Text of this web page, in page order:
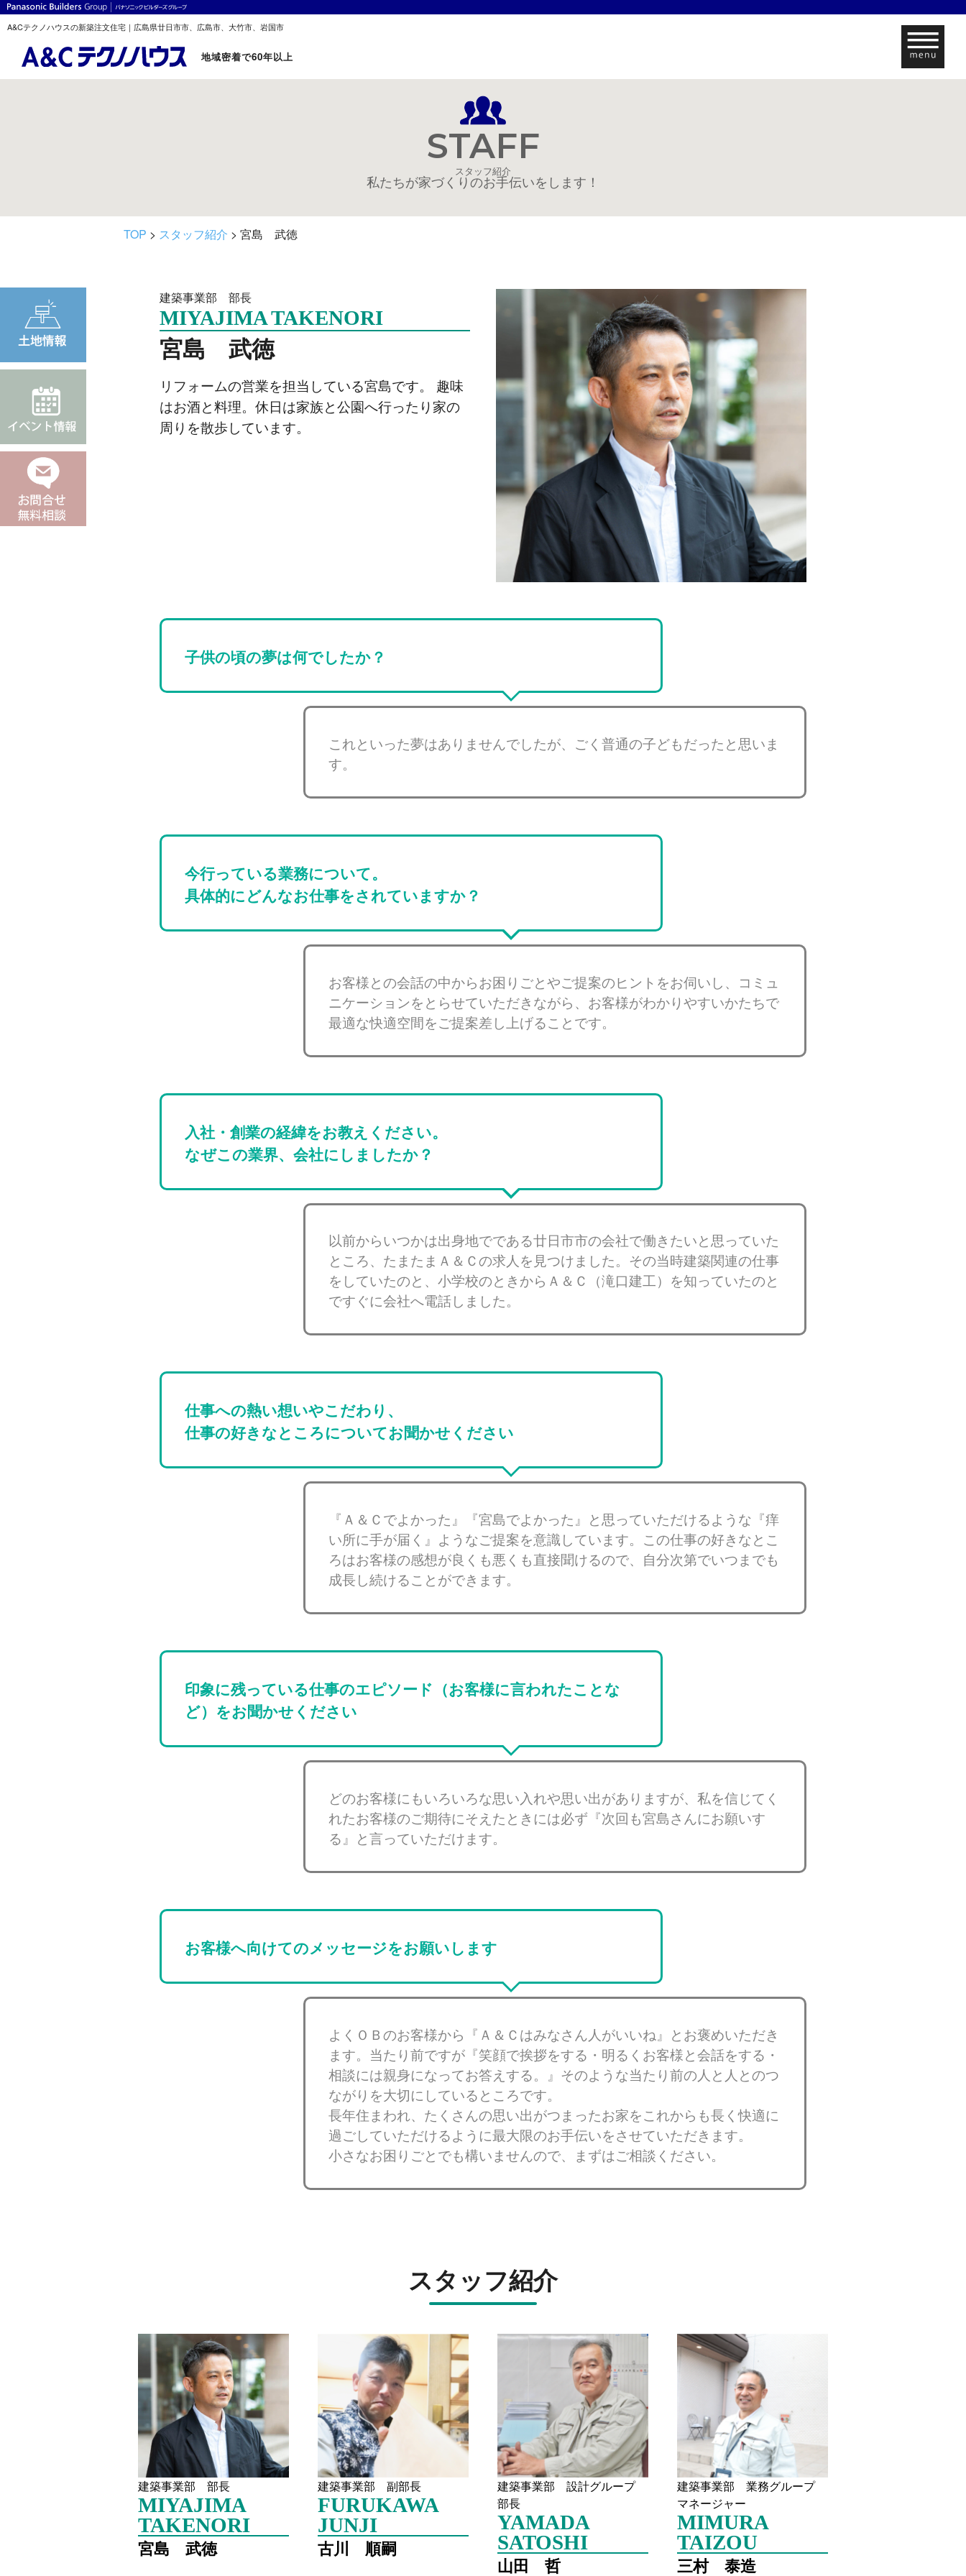
A&Cテクノハウスの新築注文住宅｜広島県廿日市市、広島市、大竹市、岩国市
地域密着で60年以上
STAFF
スタッフ紹介
私たちが家づくりのお手伝いをします！
TOP > スタッフ紹介 > 宮島 武徳
建築事業部 部長
MIYAJIMA TAKENORI
宮島 武徳
リフォームの営業を担当している宮島です。 趣味
はお酒と料理。休日は家族と公園へ行ったり家の
周りを散歩しています。
子供の頃の夢は何でしたか？
これといった夢はありませんでしたが、ごく普通の子どもだったと思いま
す。
今行っている業務について。
具体的にどんなお仕事をされていますか？
お客様との会話の中からお困りごとやご提案のヒントをお伺いし、コミュ
ニケーションをとらせていただきながら、お客様がわかりやすいかたちで
最適な快適空間をご提案差し上げることです。
入社・創業の経緯をお教えください。
なぜこの業界、会社にしましたか？
以前からいつかは出身地でである廿日市市の会社で働きたいと思っていた
ところ、たまたまＡ＆Ｃの求人を見つけました。その当時建築関連の仕事
をしていたのと、小学校のときからＡ＆Ｃ（滝口建工）を知っていたのと
ですぐに会社へ電話しました。
仕事への熱い想いやこだわり、
仕事の好きなところについてお聞かせください
『Ａ＆Ｃでよかった』『宮島でよかった』と思っていただけるような『痒
い所に手が届く』ようなご提案を意識しています。この仕事の好きなとこ
ろはお客様の感想が良くも悪くも直接聞けるので、自分次第でいつまでも
成長し続けることができます。
印象に残っている仕事のエピソード（お客様に言われたことな
ど）をお聞かせください
どのお客様にもいろいろな思い入れや思い出がありますが、私を信じてく
れたお客様のご期待にそえたときには必ず『次回も宮島さんにお願いす
る』と言っていただけます。
お客様へ向けてのメッセージをお願いします
よくＯＢのお客様から『Ａ＆Ｃはみなさん人がいいね』とお褒めいただき
ます。当たり前ですが『笑顔で挨拶をする・明るくお客様と会話をする・
相談には親身になってお答えする。』そのような当たり前の人と人とのつ
ながりを大切にしているところです。
長年住まわれ、たくさんの思い出がつまったお家をこれからも長く快適に
過ごしていただけるように最大限のお手伝いをさせていただきます。
小さなお困りごとでも構いませんので、まずはご相談ください。
スタッフ紹介
建築事業部 部長
MIYAJIMA
TAKENORI
宮島 武徳
建築事業部 副部長
FURUKAWA
JUNJI
古川 順嗣
建築事業部 設計グループ
部長
YAMADA
SATOSHI
山田 哲
建築事業部 業務グループ
マネージャー
MIMURA
TAIZOU
三村 泰造